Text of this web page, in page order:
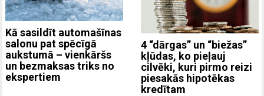
Kā sasildīt automašīnas
salonu pat spēcīgā
aukstumā – vienkāršs
un bezmaksas triks no
ekspertiem
4 “dārgas” un “biežas”
kļūdas, ko pieļauj
cilvēki, kuri pirmo reizi
piesakās hipotēkas
kredītam